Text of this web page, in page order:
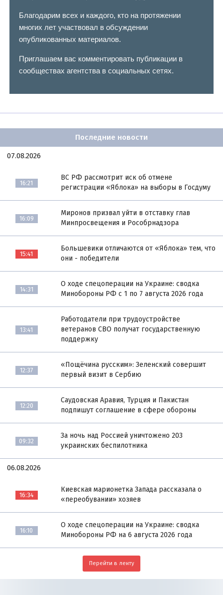
Благодарим всех и каждого, кто на протяжении
многих лет участвовал в обсуждении
опубликованных материалов.
Приглашаем вас комментировать публикации в
сообществах агентства в социальных сетях.
Последние новости
07.08.2026
16:21
ВС РФ рассмотрит иск об отмене
регистрации «Яблока» на выборы в Госдуму
16:09
Миронов призвал уйти в отставку глав
Минпросвещения и Рособрнадзора
15:41
Большевики отличаются от «Яблока» тем, что
они - победители
14:31
О ходе спецоперации на Украине: сводка
Минобороны РФ с 1 по 7 августа 2026 года
13:41
Работодатели при трудоустройстве
ветеранов СВО получат государственную
поддержку
12:37
«Пощёчина русским»: Зеленский совершит
первый визит в Сербию
12:20
Саудовская Аравия, Турция и Пакистан
подпишут соглашение в сфере обороны
09:32
За ночь над Россией уничтожено 203
украинских беспилотника
06.08.2026
16:34
Киевская марионетка Запада рассказала о
«переобувании» хозяев
16:10
О ходе спецоперации на Украине: сводка
Минобороны РФ на 6 августа 2026 года
Перейти в ленту